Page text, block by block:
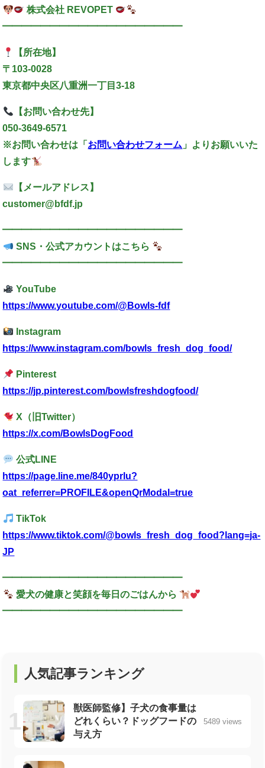
株式会社 REVOPET
━━━━━━━━━━━━━━━━━━━
【所在地】
〒103-0028
東京都中央区八重洲一丁目3-18
【お問い合わせ先】
050-3649-6571
※お問い合わせは「 お問い合わせフォーム 」よりお願いいた
します
【メールアドレス】
customer@bfdf.jp
━━━━━━━━━━━━━━━━━━━
SNS・公式アカウントはこちら
━━━━━━━━━━━━━━━━━━━
YouTube
https://www.youtube.com/@Bowls-fdf
Instagram
https://www.instagram.com/bowls_fresh_dog_food/
Pinterest
https://jp.pinterest.com/bowlsfreshdogfood/
X（旧Twitter）
https://x.com/BowlsDogFood
公式LINE
https://page.line.me/840yprlu?
oat_referrer=PROFILE&openQrModal=true
TikTok
https://www.tiktok.com/@bowls_fresh_dog_food?lang=ja-
JP
━━━━━━━━━━━━━━━━━━━
愛犬の健康と笑顔を毎日のごはんから
━━━━━━━━━━━━━━━━━━━
人気記事ランキング
獣医師監修】子犬の食事量は
どれくらい？ドッグフードの
与え方
5489 views